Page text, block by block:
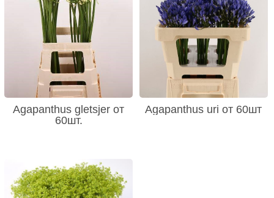
Agapanthus gletsjer от
60шт.
Agapanthus uri от 60шт